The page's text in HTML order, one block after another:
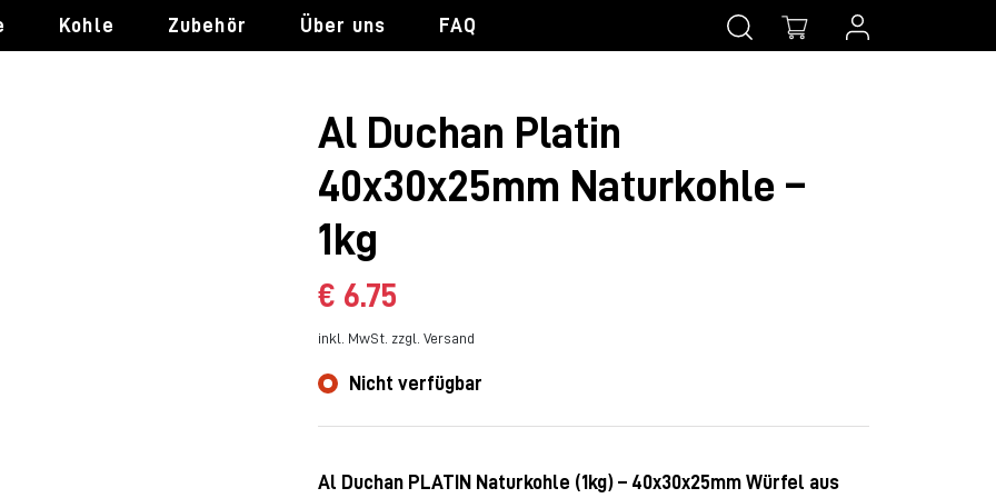
Kohle Zubehör Über uns FAQ
Al Duchan Platin
40x30x25mm Naturkohle –
1kg
€ 6.75
inkl. MwSt. zzgl. Versand
Nicht verfügbar
Al Duchan PLATIN Naturkohle (1kg) – 40x30x25mm Würfel aus